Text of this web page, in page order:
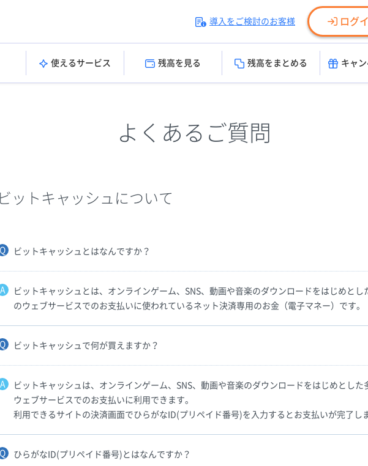
導入をご検討のお客様 ログ
使えるサービス 残高を見る 残高をまとめる キャ
よくあるご質問
ビットキャッシュについて
ビットキャッシュとはなんですか？
ビットキャッシュとは、オンラインゲーム、SNS、動画や音楽のダウンロードをはじめとし
のウェブサービスでのお支払いに使われているネット決済専用のお金（電子マネー）です。
ビットキャッシュで何が買えますか？
ビットキャッシュは、オンラインゲーム、SNS、動画や音楽のダウンロードをはじめとした
ウェブサービスでのお支払いに利用できます。
利用できるサイトの決済画面でひらがなID(プリペイド番号)を入力するとお支払いが完了し
ひらがなID(プリペイド番号)とはなんですか？